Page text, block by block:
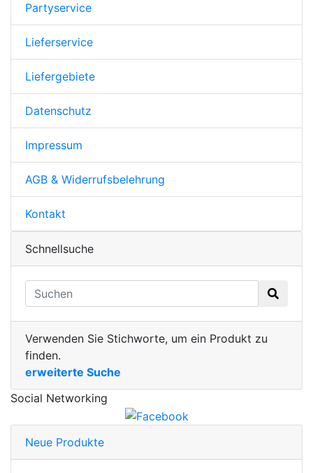
Partyservice
Lieferservice
Liefergebiete
Datenschutz
Impressum
AGB & Widerrufsbelehrung
Kontakt
Schnellsuche
Verwenden Sie Stichworte, um ein Produkt zu
finden.
erweiterte Suche
Social Networking
Neue Produkte